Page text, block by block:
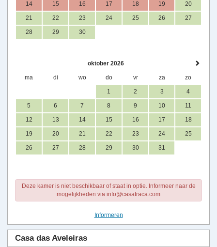
14 15 16 17 18 19 20
21 22 23 24 25 26 27
28 29 30
oktober 2026
ma di wo do vr za zo
1 2 3 4
5 6 7 8 9 10 11
12 13 14 15 16 17 18
19 20 21 22 23 24 25
26 27 28 29 30 31
Deze kamer is niet beschikbaar of staat in optie. Informeer naar de
mogelijkheden via info@casatraca.com
Informeren
Casa das Aveleiras